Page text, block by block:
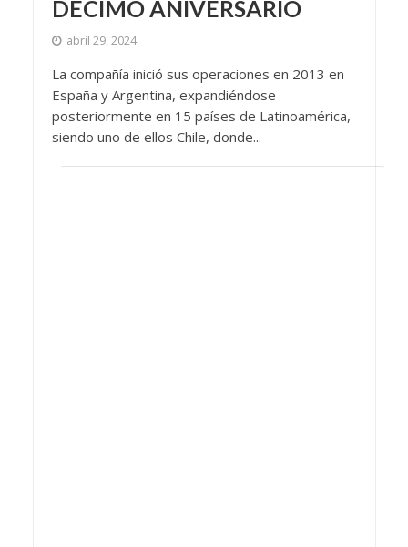
DÉCIMO ANIVERSARIO
abril 29, 2024
La compañía inició sus operaciones en 2013 en
España y Argentina, expandiéndose
posteriormente en 15 países de Latinoamérica,
siendo uno de ellos Chile, donde...